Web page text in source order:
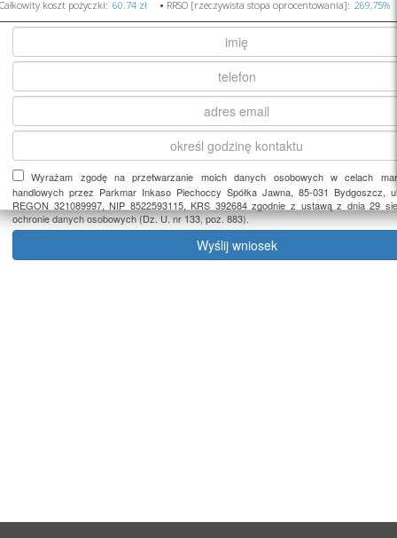
Całkowity koszt pożyczki:
• RRSO [rzeczywista stopa oprocentowania]:
Wyrażam zgodę na przetwarzanie moich danych osobowych w celach
handlowych przez Parkmar Inkaso Piechoccy Spółka Jawna, 85-031 Bydgoszcz,
REGON 321089997, NIP 8522593115, KRS 392684 zgodnie z ustawą z dnia 29
ochronie danych osobowych (Dz. U. nr 133, poz. 883).